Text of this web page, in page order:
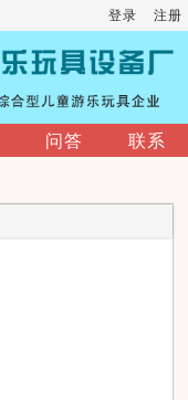
登录 注册
问答 联系